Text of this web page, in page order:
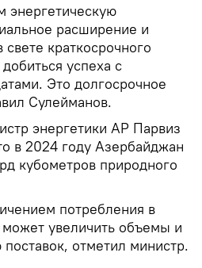
энергетическую
расширение и
краткосрочного
успеха с
Это долгосрочное
Сулейманов.
энергетики АР Парвиз
в 2024 году Азербайджан
кубометров природного
потребления в
увеличить объемы и
отметил министр.